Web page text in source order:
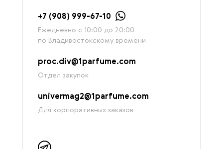
+7 (908) 999-67-10
Ежедневно с 10:00 до 20:00
по Владивостокскому времени
proc.div@1parfume.com
Отдел закупок
univermag2@1parfume.com
Для корпоративных заказов